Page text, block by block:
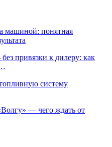
машиной: понятная
привязки к дилеру: как
систему
— чего ждать от